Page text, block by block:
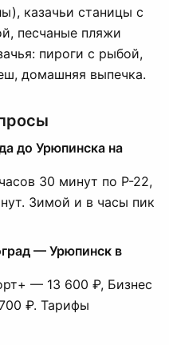
казачьи станицы с
песчаные пляжи
пироги с рыбой,
домашняя выпечка.
до Урюпинска на
30 минут по Р-22,
Зимой и в часы пик
— Урюпинск в
— 13 600 ₽, Бизнес
₽. Тарифы